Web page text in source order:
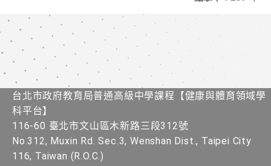
台北市政府教育局普通高級中學課程​【健康與體育領域學
科平台】
116-60 臺北市文山區木新路三段312號
No.312, Muxin Rd. Sec.3, Wenshan Dist., Taipei City
116, Taiwan (R.O.C.)